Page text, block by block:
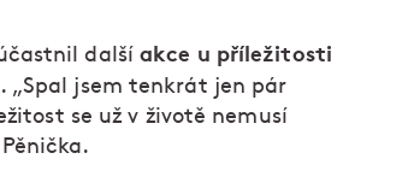
dalšíakce u příležitosti
. „Spal jsem tenkrát jen pár
se už v životě nemusí